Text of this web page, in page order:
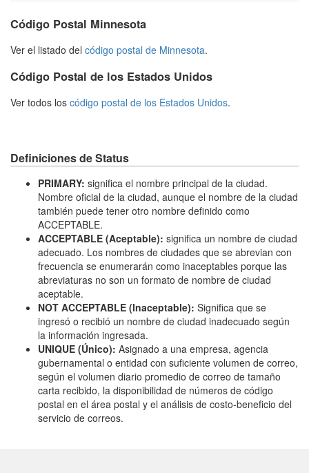
Código Postal Minnesota
Ver el listado del código postal de Minnesota.
Código Postal de los Estados Unidos
Ver todos los código postal de los Estados Unidos.
Definiciones de Status
PRIMARY: significa el nombre principal de la ciudad.
Nombre oficial de la ciudad, aunque el nombre de la ciudad
también puede tener otro nombre definido como
ACCEPTABLE.
ACCEPTABLE (Aceptable): significa un nombre de ciudad
adecuado. Los nombres de ciudades que se abrevian con
frecuencia se enumerarán como inaceptables porque las
abreviaturas no son un formato de nombre de ciudad
aceptable.
NOT ACCEPTABLE (Inaceptable): Significa que se
ingresó o recibió un nombre de ciudad inadecuado según
la información ingresada.
UNIQUE (Único): Asignado a una empresa, agencia
gubernamental o entidad con suficiente volumen de correo,
según el volumen diario promedio de correo de tamaño
carta recibido, la disponibilidad de números de código
postal en el área postal y el análisis de costo-beneficio del
servicio de correos.